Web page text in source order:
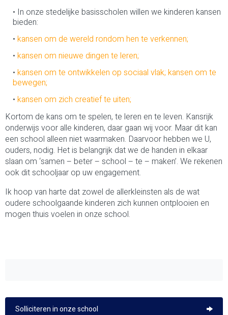
In onze stedelijke basisscholen willen we kinderen kansen
bieden:
kansen om de wereld rondom hen te verkennen;
kansen om nieuwe dingen te leren;
kansen om te ontwikkelen op sociaal vlak; kansen om te
bewegen;
kansen om zich creatief te uiten;
Kortom de kans om te spelen, te leren en te leven. Kansrijk
onderwijs voor alle kinderen, daar gaan wij voor. Maar dit kan
een school alleen niet waarmaken. Daarvoor hebben we U,
ouders, nodig. Het is belangrijk dat we de handen in elkaar
slaan om ‘samen – beter – school – te – maken’. We rekenen
ook dit schooljaar op uw engagement.
Ik hoop van harte dat zowel de allerkleinsten als de wat
oudere schoolgaande kinderen zich kunnen ontplooien en
mogen thuis voelen in onze school.
Solliciteren in onze school